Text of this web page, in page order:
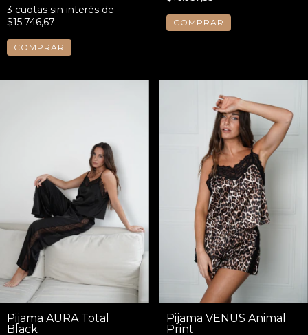
3 cuotas sin interés de
$15.746,67
COMPRAR
COMPRAR
Pijama AURA Total
Black
Pijama VENUS Animal
Print